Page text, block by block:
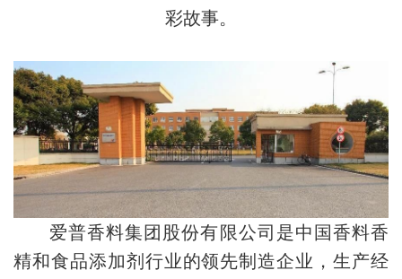
彩故事。
爱普香料集团股份有限公司是中国香料香
精和食品添加剂行业的领先制造企业，生产经